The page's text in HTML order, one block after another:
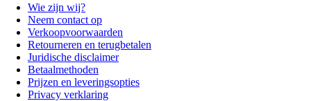
Wie zijn wij?
Neem contact op
Verkoopvoorwaarden
Retourneren en terugbetalen
Juridische disclaimer
Betaalmethoden
Prijzen en leveringsopties
Privacy verklaring